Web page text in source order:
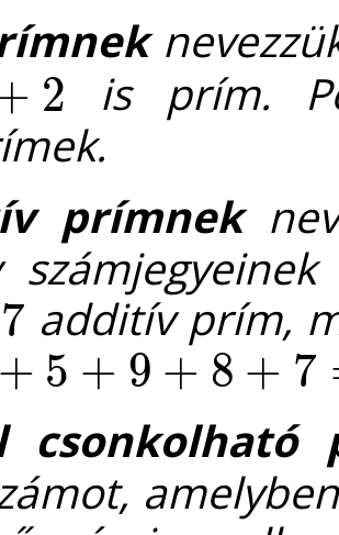
2 is prím.
prímnek
additív prím,
+ 5 + 9 + 8 + 7
+7=41
csonkolható